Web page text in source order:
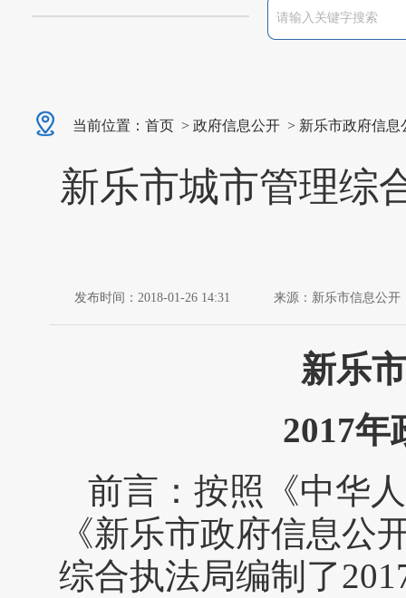
当前位置： 首页 > 政府信息公开 > 新乐市政府信息
新乐市城市管理综
发布时间：2018-01-26 14:31 来源：新乐市信息公开
新乐
2017年
前言：按照《中华
《新乐市政府信息公
综合执法局编制了